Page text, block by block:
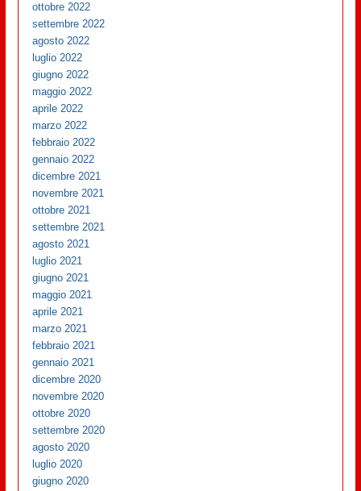
ottobre 2022
settembre 2022
agosto 2022
luglio 2022
giugno 2022
maggio 2022
aprile 2022
marzo 2022
febbraio 2022
gennaio 2022
dicembre 2021
novembre 2021
ottobre 2021
settembre 2021
agosto 2021
luglio 2021
giugno 2021
maggio 2021
aprile 2021
marzo 2021
febbraio 2021
gennaio 2021
dicembre 2020
novembre 2020
ottobre 2020
settembre 2020
agosto 2020
luglio 2020
giugno 2020